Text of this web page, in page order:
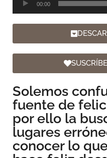
de
audio
00:00
Solemos
fuente de
por ello la
lugares
conocer lo